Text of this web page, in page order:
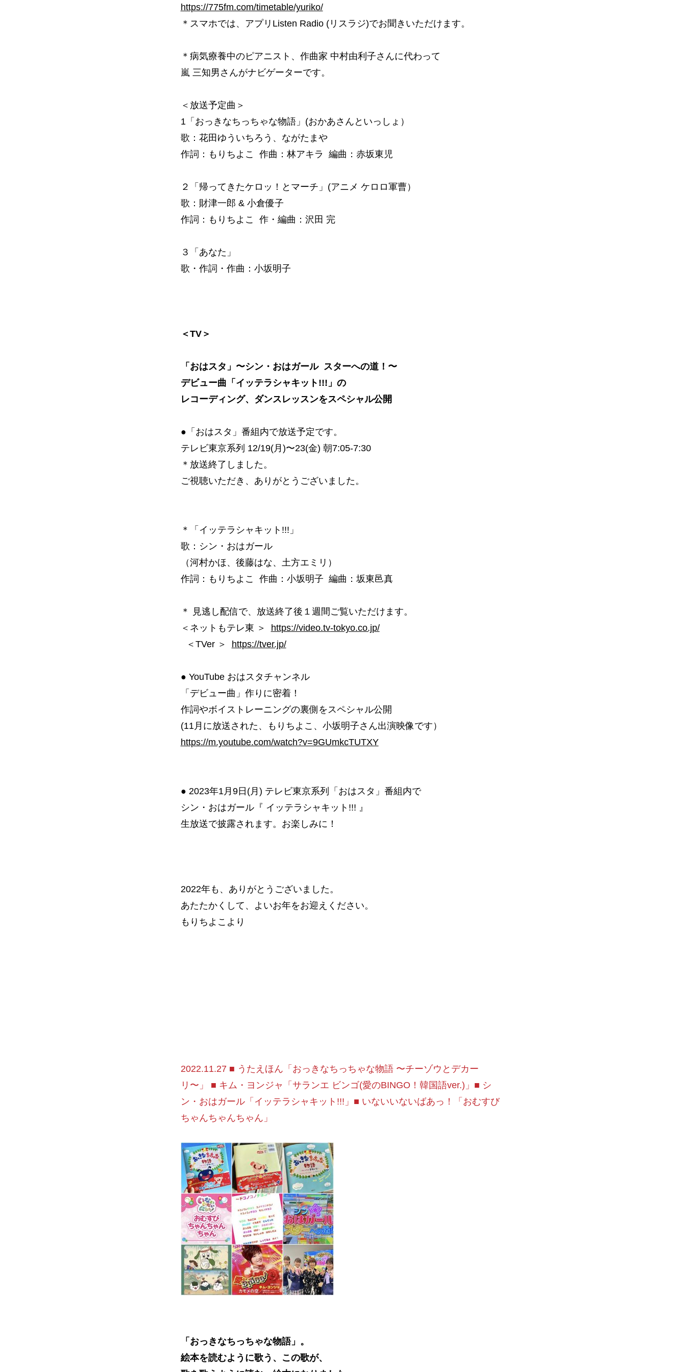
https://775fm.com/timetable/yuriko/
＊スマホでは、アプリListen Radio (リスラジ)でお聞きいただけます。
＊病気療養中のピアニスト、作曲家 中村由利子さんに代わって
嵐 三知男さんがナビゲーターです。
＜放送予定曲＞
1「おっきなちっちゃな物語」(おかあさんといっしょ）
歌：花田ゆういちろう、ながたまや
作詞：もりちよこ 作曲：林アキラ 編曲：赤坂東児
２「帰ってきたケロッ！とマーチ」(アニメ ケロロ軍曹）
歌：財津一郎 & 小倉優子
作詞：もりちよこ 作・編曲：沢田 完
３「あなた」
歌・作詞・作曲：小坂明子
＜TV＞
「おはスタ」〜シン・おはガール スターへの道！〜
デビュー曲「イッテラシャキット!!!」の
レコーディング、ダンスレッスンをスペシャル公開
●「おはスタ」番組内で放送予定です。
テレビ東京系列 12/19(月)〜23(金) 朝7:05-7:30
＊放送終了しました。
ご視聴いただき、ありがとうございました。
＊「イッテラシャキット!!!」
歌：シン・おはガール
（河村かほ、後藤はな、土方エミリ）
作詞：もりちよこ 作曲：小坂明子 編曲：坂東邑真
＊ 見逃し配信で、放送終了後１週間ご覧いただけます。
＜ネットもテレ東 ＞
https://video.tv-tokyo.co.jp/
＜TVer ＞
https://tver.jp/
● YouTube おはスタチャンネル
「デビュー曲」作りに密着！
作詞やボイストレーニングの裏側をスペシャル公開
(11月に放送された、もりちよこ、小坂明子さん出演映像です）
https://m.youtube.com/watch?v=9GUmkcTUTXY
● 2023年1月9日(月) テレビ東京系列「おはスタ」番組内で
シン・おはガール『 イッテラシャキット!!! 』
生放送で披露されます。お楽しみに！
2022年も、ありがとうございました。
あたたかくして、よいお年をお迎えください。
もりちよこより
2022.11.27 ■ うたえほん「おっきなちっちゃな物語 〜チーゾウとデカー
リ〜」 ■ キム・ヨンジャ「サランエ ビンゴ(愛のBINGO！韓国語ver.)」■ シ
ン・おはガール「イッテラシャキット!!!」■ いないいないばあっ！「おむすび
ちゃんちゃんちゃん」
「おっきなちっちゃな物語」。
絵本を読むように歌う、この歌が、